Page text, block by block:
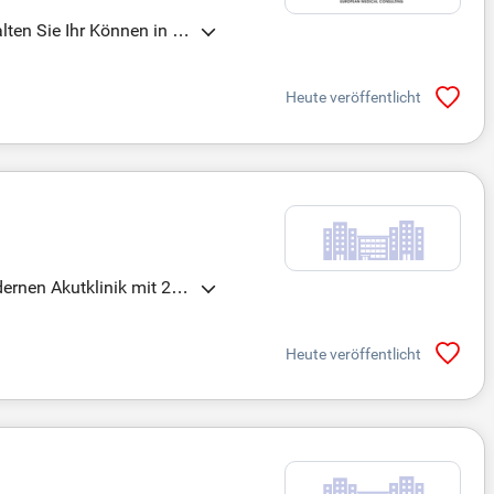
Sie Ihr Können in ei
medizinischer Aus
Unterstützung für
Heute veröffentlicht
Akutklinik mit 220
Sozialleistungen.
Heute veröffentlicht